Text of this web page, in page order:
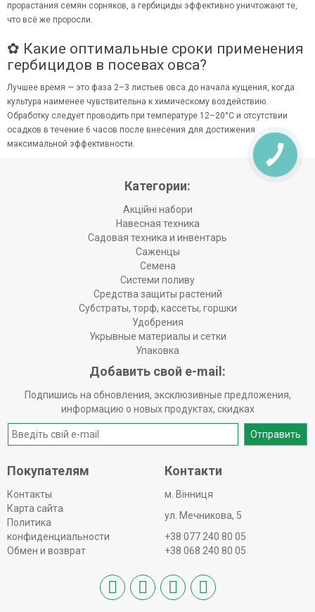
прорастания семян сорняков, а гербициды эффективно уничтожают те,
что всё же проросли.
✿ Какие оптимальные сроки применения
гербицидов в посевах овса?
Лучшее время — это фаза 2–3 листьев овса до начала кущения, когда
культура наименее чувствительна к химическому воздействию.
Обработку следует проводить при температуре 12–20°C и отсутствии
осадков в течение 6 часов после внесения для достижения
максимальной эффективности.
Категории:
Акційні набори
Навесная техника
Садовая техника и инвентарь
Саженцы
Семена
Системи поливу
Средства защиты растений
Субстраты, торф, кассеты, горшки
Удобрения
Укрывные материалы и сетки
Упаковка
Добавить свой e-mail:
Подпишись на обновления, эксклюзивные предложения,
информацию о новых продуктах, скидках
Отправить
Покупателям
Контакты
Карта сайта
Политика
конфиденциальности
Обмен и возврат
Контакти
м. Вінниця
ул. Мечникова, 5
+38 077 240 80 05
+38 068 240 80 05